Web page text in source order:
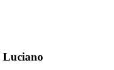
Luciano